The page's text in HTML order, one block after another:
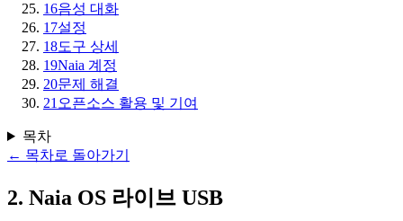
16음성 대화
17설정
18도구 상세
19Naia 계정
20문제 해결
21 오픈소스 활용 및 기여
목차
← 목차로 돌아가기
2. Naia OS 라이브 USB